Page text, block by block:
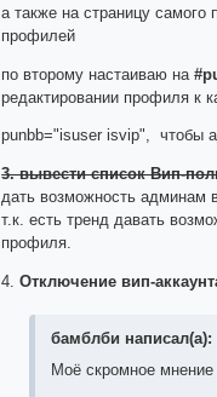
а также на страницу
профилей
по второму настаиваю на
редактировании профиля к
punbb="isuser isvip", чтобы
3. вывести список Вип-
дать возможность админам
т.к. есть тренд давать
профиля.
4.Отключение вип-
бамблби написал(а):
Моё скромное